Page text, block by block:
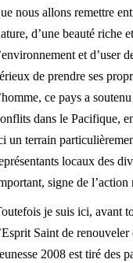
nous allons remettre
d’une beauté riche
et d’user
de prendre ses
ce pays a
dans le Pacifique,
un terrain
locaux des
signe de l’action
je suis ici, avant
Saint de
2008 est tiré des